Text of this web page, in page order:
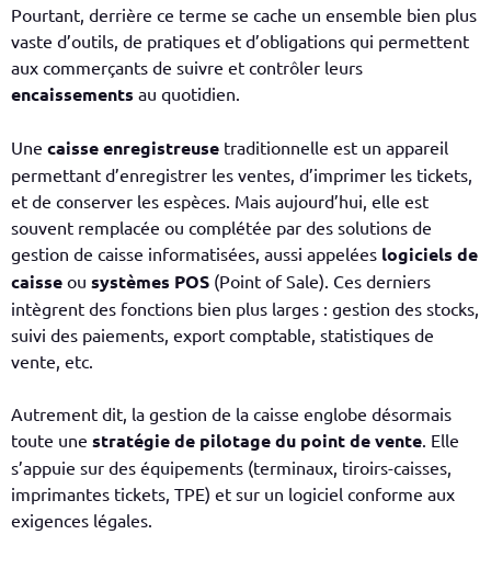
Pourtant, derrière ce terme se cache un ensemble bien plus
vaste d’outils, de pratiques et d’obligations qui permettent
aux commerçants de suivre et contrôler leurs
encaissements au quotidien.
Une caisse enregistreuse traditionnelle est un appareil
permettant d’enregistrer les ventes, d’imprimer les tickets,
et de conserver les espèces. Mais aujourd’hui, elle est
souvent remplacée ou complétée par des solutions de
gestion de caisse informatisées, aussi appelées logiciels de
caisse ou systèmes POS (Point of Sale). Ces derniers
intègrent des fonctions bien plus larges : gestion des stocks,
suivi des paiements, export comptable, statistiques de
vente, etc.
Autrement dit, la gestion de la caisse englobe désormais
toute une stratégie de pilotage du point de vente. Elle
s’appuie sur des équipements (terminaux, tiroirs-caisses,
imprimantes tickets, TPE) et sur un logiciel conforme aux
exigences légales.